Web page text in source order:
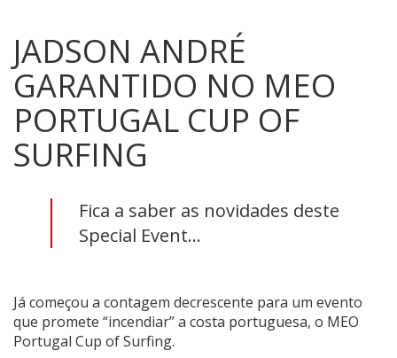
JADSON ANDRÉ
GARANTIDO NO MEO
PORTUGAL CUP OF
SURFING
Fica a saber as novidades deste
Special Event...
Já começou a contagem decrescente para um evento
que promete “incendiar” a costa portuguesa, o MEO
Portugal Cup of Surfing.